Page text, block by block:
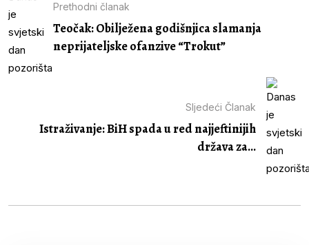
Prethodni članak
Teočak: Obilježena godišnjica slamanja
neprijateljske ofanzive “Trokut”
Sljedeći Članak
Istraživanje: BiH spada u red najjeftinijih
država za...